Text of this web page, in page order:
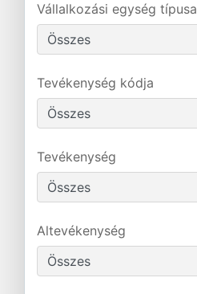
Vállalkozási egység típusa
Tevékenység kódja
Tevékenység
Altevékenység